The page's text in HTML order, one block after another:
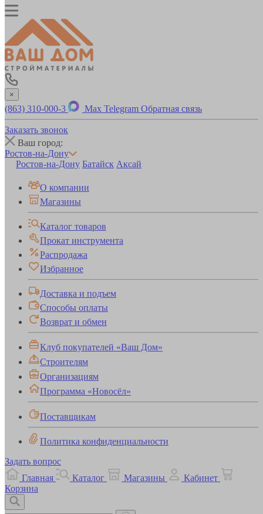
×
(863) 310-000-3 Max Telegram Обратная связь
Заказать звонок
Ваш город:
Ростов-на-Дону
Ростов-на-Дону Батайск Аксай
О компании
Магазины
Каталог товаров
Прокат инструмента
Распродажа
Избранное
Доставка и подъем
Способы оплаты
Возврат и обмен
Клуб покупателей «Ваш Дом»
Строителям
Организациям
Программа «Новосёл»
Поставщикам
Политика конфиденциальности
Задать вопрос
Главная
Каталог Магазины
Кабинет
Корзина